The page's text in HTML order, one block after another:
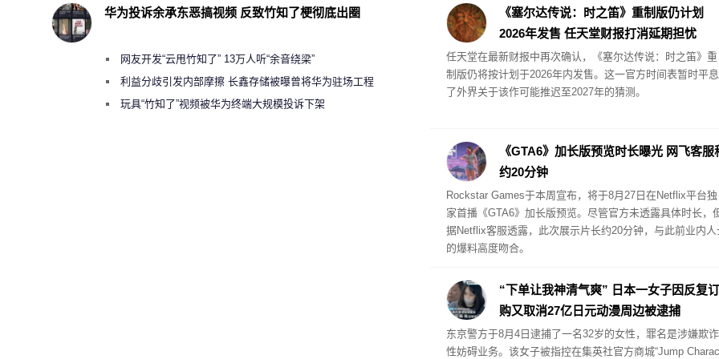
其重新生成。《塞尔达传说：时之笛》重制版仍计划
2026年发售 任天堂财报打消延期担忧
任天堂在最新财报中再次确认，《塞尔达传说：时之笛》重
制版仍将按计划于2026年内发售。这一官方时间表暂时平息
了外界关于该作可能推迟至2027年的猜测。
《GTA6》加长版预览时长曝光 网飞客服
约20分钟
Rockstar Games于本周宣布，将于8月27日在Netflix平台独
家首播《GTA6》加长版预览。尽管官方未透露具体时长，
据Netflix客服透露，此次展示片长约20分钟，与此前业内人
的爆料高度吻合。
“下单让我神清气爽” 日本一女子因反复订
购又取消27亿日元动漫周边被逮捕
东京警方于8月4日逮捕了一名32岁的女性，罪名是涉嫌欺诈
性妨碍业务。该女子被指控在集英社官方商城“Jump
华为投诉余承东恶搞视频 反致竹知了梗彻底出圈
网友开发“云甩竹知了” 13万人听“余音绕梁”
利益分歧引发内部摩擦 长鑫存储被曝曾将华为驻场工程
师驱逐出研发基地
玩具“竹知了”视频被华为终端大规模投诉下架